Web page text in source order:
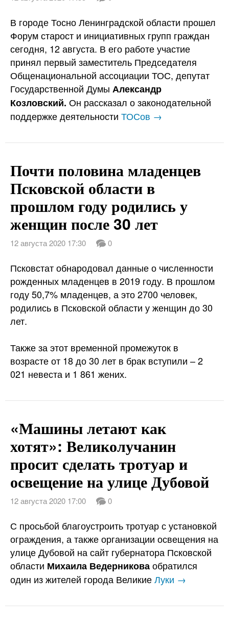
В городе Тосно Ленинградской области прошел
Форум старост и инициативных групп граждан
сегодня, 12 августа. В его работе участие
принял первый заместитель Председателя
Общенациональной ассоциации ТОС, депутат
Государственной Думы Александр
Козловский. Он рассказал о законодательной
поддержке деятельности ТОСов →
Почти половина младенцев
Псковской области в
прошлом году родились у
женщин после 30 лет
12 августа 2020 17:30 0
Псковстат обнародовал данные о численности
рожденных младенцев в 2019 году. В прошлом
году 50,7% младенцев, а это 2700 человек,
родились в Псковской области у женщин до 30
лет.
Также за этот временной промежуток в
возрасте от 18 до 30 лет в брак вступили – 2
021 невеста и 1 861 жених.
«Машины летают как
хотят»: Великолучанин
просит сделать тротуар и
освещение на улице Дубовой
12 августа 2020 17:00 0
С просьбой благоустроить тротуар с установкой
ограждения, а также организации освещения на
улице Дубовой на сайт губернатора Псковской
области Михаила Ведерниковаобратился
один из жителей города ВеликиеЛуки →